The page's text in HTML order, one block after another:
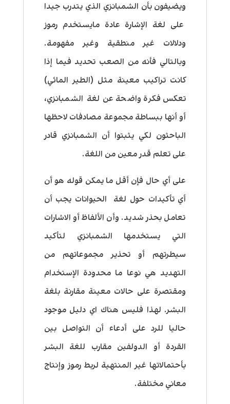
ويضيفون بأن الشمبانزي الذي يتدرب جيدا
على لغة الإشارة عادة مايستخدم رموز
ودلالات غير منطقية وغير مفهومة.
وبالتالي فأنه من الصعب تحديد فيما إذا
كانت تراكيب معينة مثل (الطير المائي)
تعكس فكرة واضحة عن لغة الشمبانزي،
أو أنها ببساطة مجموعة مصادفات لاحظها
الباحثون لكي يثبتوا أن الشمبانزي قادر
على تعلم قدر معين من اللغة.
على أي حال فإن أقل ما يمكن قوله هو أن
أي تأكيدات حول لغة الحيوانات يجب أن
تعامل بحذر شديد. وأن الألفاظ أو الاشارات
التي يستخدمها الشمبانزي لتأكيد
سيطرتهم أو تحذير مجموعاتهم من
التهديد هي نوعا ما محدودة الإستخدام
ومقتصرة على حالات معينة مقارنة بلغة
البشر. لهذا فليس هناك اي دليل موجود
حاليا للرد على أدعاء أن التواصل بين
القردة أو الدولفين مقارب للغة البشر
بأحتمالاتها غير المنتهية لربط رموز وإنتاج
معاني مختلفة.